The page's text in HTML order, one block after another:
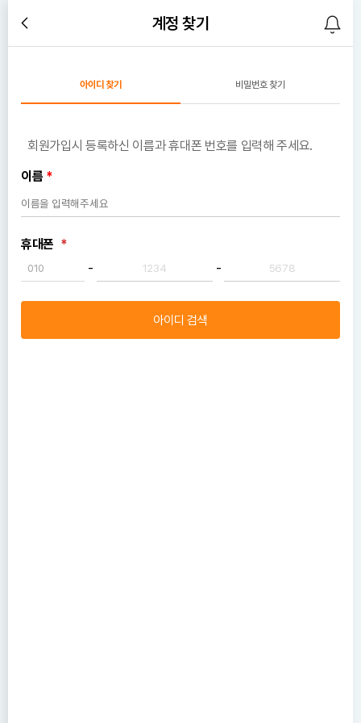
계정 찾기
아이디 찾기 비밀번호 찾기
회원가입시 등록하신 이름과 휴대폰 번호를 입력해 주세요.
이름 *
휴대폰 *
-
-
아이디 검색